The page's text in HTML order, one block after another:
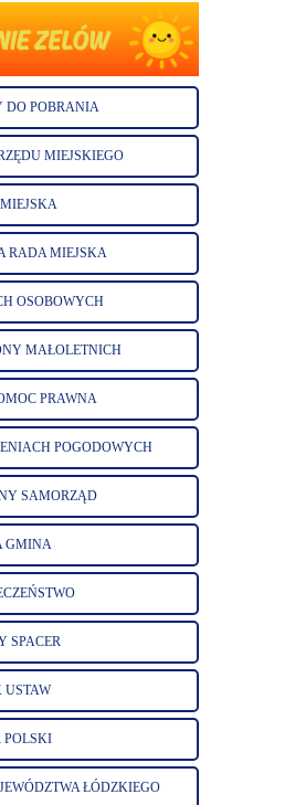
DO POBRANIA
MIEJSKIEGO
RADA MIEJSKA
OSOBOWYCH
MAŁOLETNICH
PRAWNA
POGODOWYCH
SAMORZĄD
GMINA
SPACER
USTAW
POLSKI
ŁÓDZKIEGO